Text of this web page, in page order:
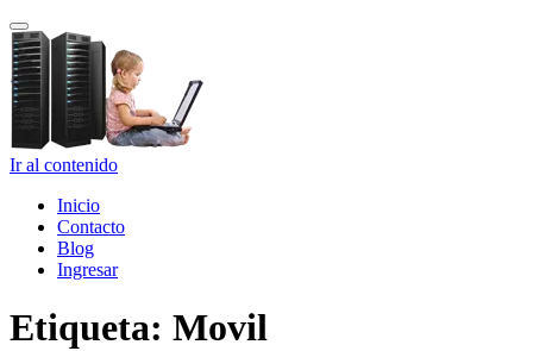
Cambiar
navegación
Ir al contenido
Inicio
Contacto
Blog
Ingresar
Etiqueta: Movil